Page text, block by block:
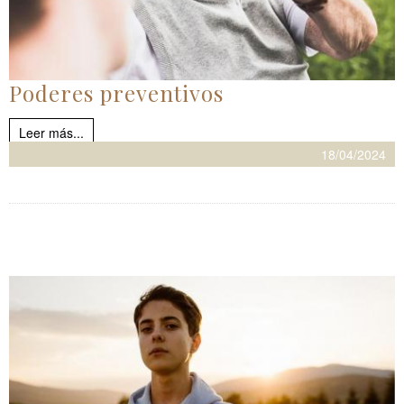
Poderes preventivos
Leer más...
18/04/2024